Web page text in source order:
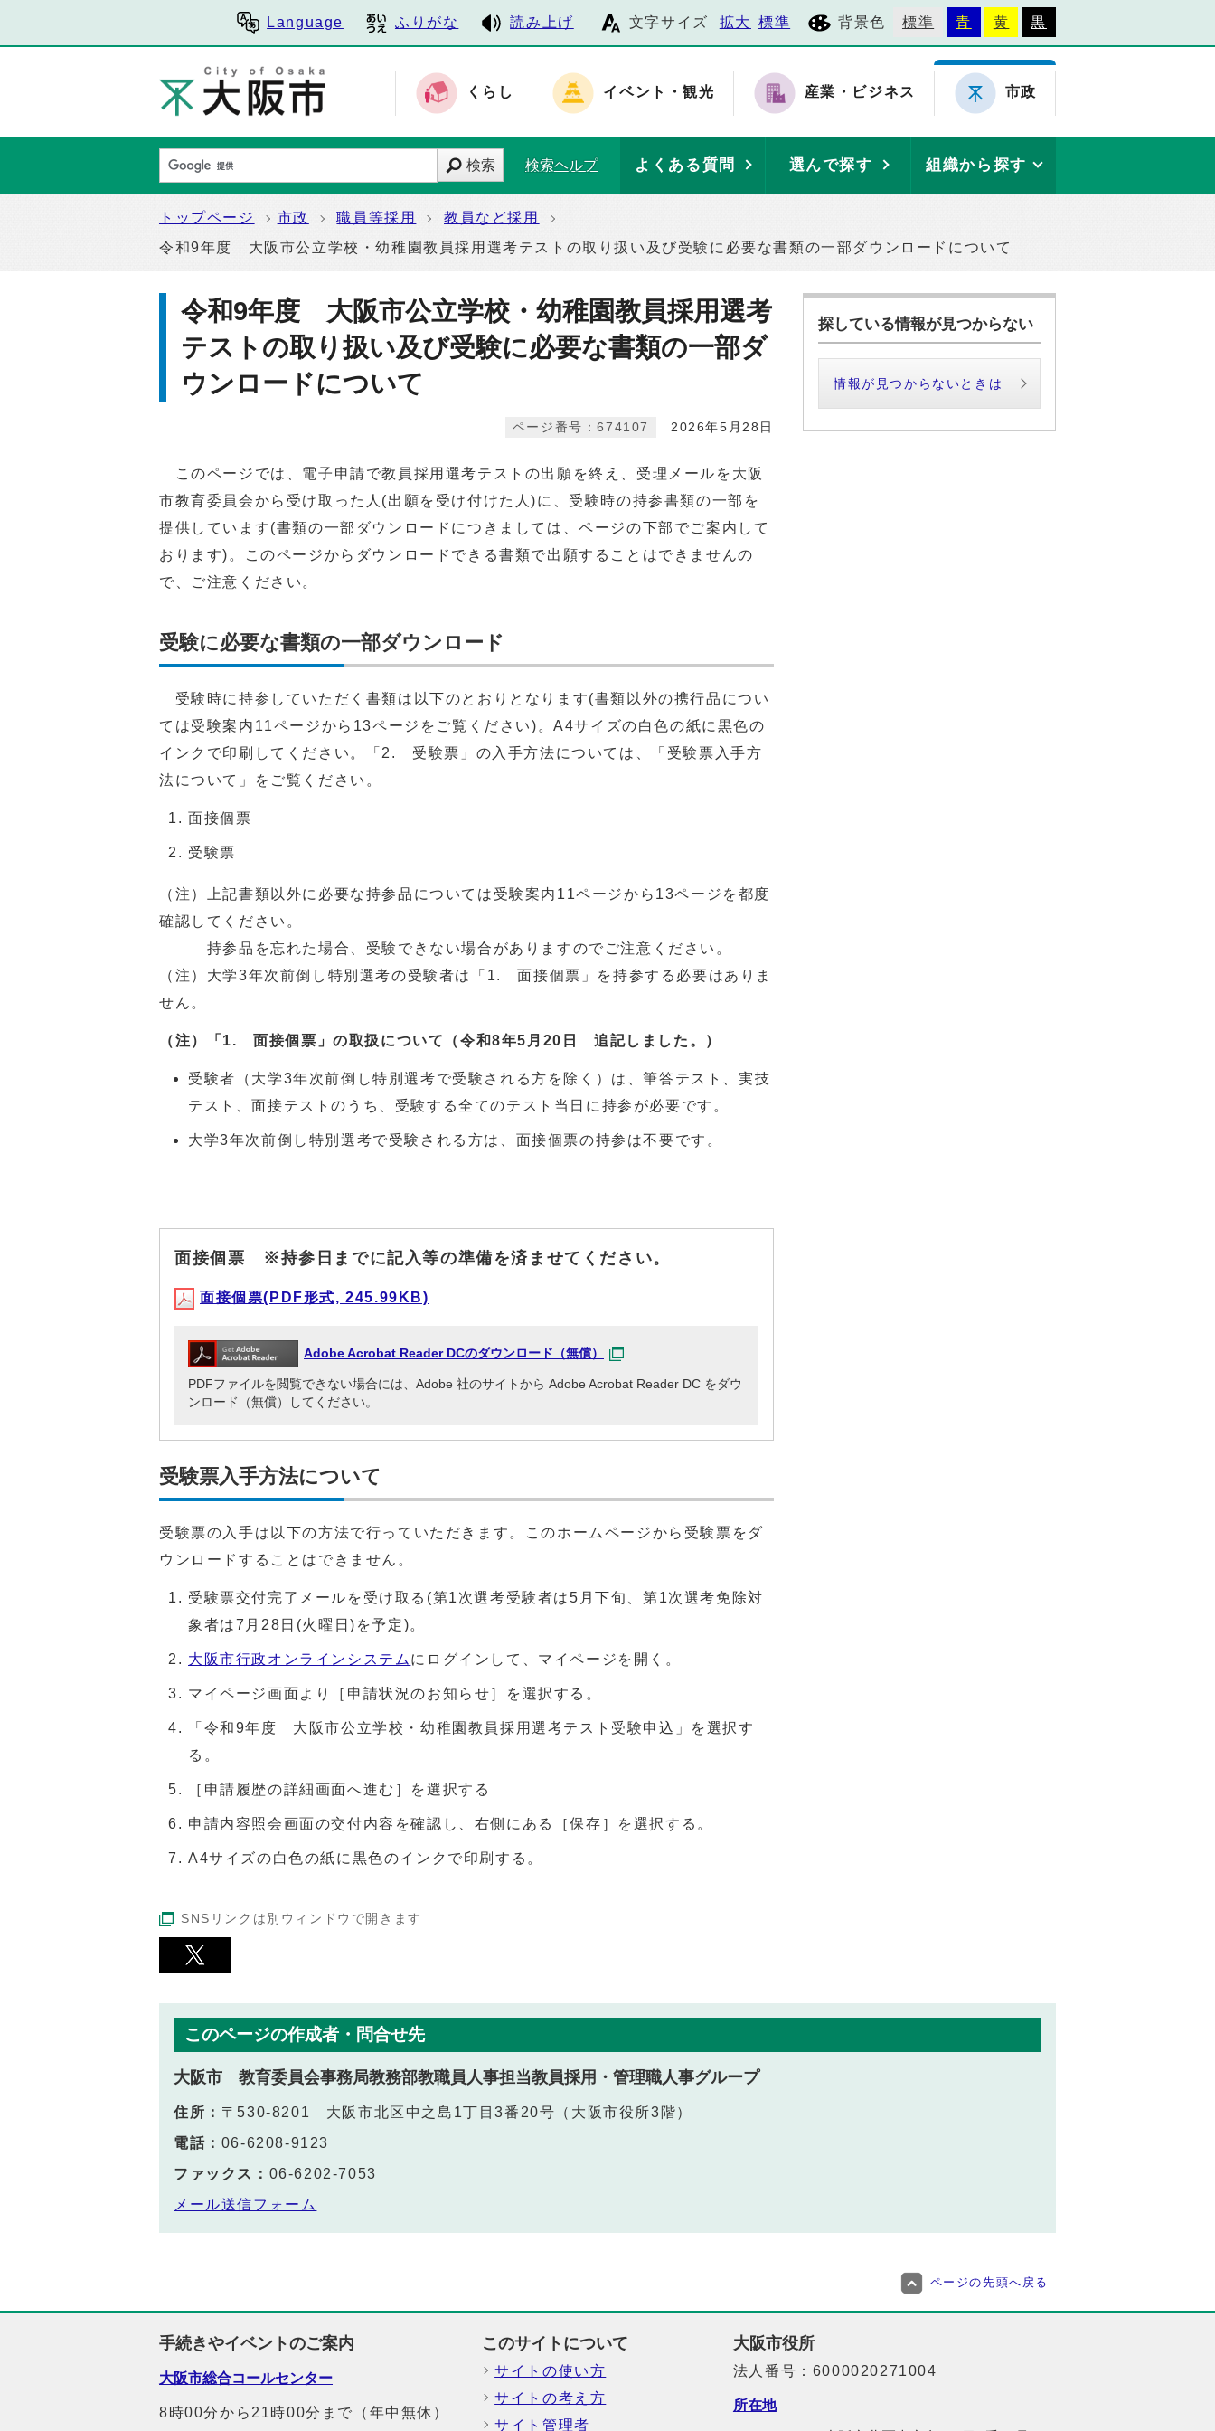
Language ふりがな 読み上げ 文字サイズ 拡大 標準 背景色 標準 青 黄 黒
くらし イベント・観光 産業・ビジネス 市政
検索 検索ヘルプ よくある質問 選んで探す 組織から探す
トップページ 市政 職員等採用
教員など採用
令和9年度 大阪市公立学校・幼稚園教員採用選考テストの取り扱い及び受験に必要な書類の一部ダウンロードについて
令和9年度 大阪市公立学校・幼稚園教員採用選考
テストの取り扱い及び受験に必要な書類の一部ダ
ウンロードについて
2026年5月28日
ページ番号：674107
このページでは、電子申請で教員採用選考テストの出願を終え、受理メールを大阪
市教育委員会から受け取った人(出願を受け付けた人)に、受験時の持参書類の一部を
提供しています(書類の一部ダウンロードにつきましては、ページの下部でご案内して
おります)。このページからダウンロードできる書類で出願することはできませんの
で、ご注意ください。
受験に必要な書類の一部ダウンロード
受験時に持参していただく書類は以下のとおりとなります(書類以外の携行品につい
ては受験案内11ページから13ページをご覧ください)。A4サイズの白色の紙に黒色の
インクで印刷してください。「2. 受験票」の入手方法については、「受験票入手方
法について」をご覧ください。
面接個票
受験票
（注）上記書類以外に必要な持参品については受験案内11ページから13ページを都度
確認してください。
持参品を忘れた場合、受験できない場合がありますのでご注意ください。
（注）大学3年次前倒し特別選考の受験者は「1. 面接個票」を持参する必要はありま
せん。
（注）「1. 面接個票」の取扱について（令和8年5月20日 追記しました。）
受験者（大学3年次前倒し特別選考で受験される方を除く）は、筆答テスト、実技
テスト、面接テストのうち、受験する全てのテスト当日に持参が必要です。
大学3年次前倒し特別選考で受験される方は、面接個票の持参は不要です。
面接個票 ※持参日までに記入等の準備を済ませてください。
面接個票(PDF形式, 245.99KB)
Adobe Acrobat Reader DCのダウンロード（無償）
PDFファイルを閲覧できない場合には、Adobe 社のサイトから Adobe Acrobat Reader DC をダウ
ンロード（無償）してください。
受験票入手方法について
受験票の入手は以下の方法で行っていただきます。このホームページから受験票をダ
ウンロードすることはできません。
受験票交付完了メールを受け取る(第1次選考受験者は5月下旬、第1次選考免除対
象者は7月28日(火曜日)を予定)。
大阪市行政オンラインシステム にログインして、マイページを開く。
マイページ画面より［申請状況のお知らせ］を選択する。
「令和9年度 大阪市公立学校・幼稚園教員採用選考テスト受験申込」を選択す
る。
［申請履歴の詳細画面へ進む］を選択する
申請内容照会画面の交付内容を確認し、右側にある［保存］を選択する。
A4サイズの白色の紙に黒色のインクで印刷する。
SNSリンクは別ウィンドウで開きます
探している情報が見つからない
情報が見つからないときは
このページの作成者・問合せ先
大阪市 教育委員会事務局教務部教職員人事担当教員採用・管理職人事グループ
住所： 〒530-8201 大阪市北区中之島1丁目3番20号（大阪市役所3階）
電話： 06-6208-9123
ファックス： 06-6202-7053
メール送信フォーム
ページの先頭へ戻る
手続きやイベントのご案内
大阪市総合コールセンター
8時00分から21時00分まで（年中無休）
このサイトについて
サイトの使い方
サイトの考え方
サイト管理者
大阪市役所
法人番号：6000020271004
所在地